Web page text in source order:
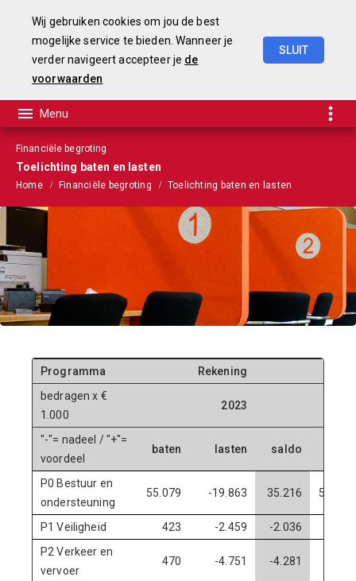
Wij gebruiken cookies om jou de best
mogelijke service te bieden. Wanneer je
verder navigeert accepteer je de
voorwaarden
SLUIT
Financiële begroting
Toelichting baten en lasten
Home Financiële begroting Toelichting baten en lasten
Programma
Rekening
bedragen x €
1.000
2023
"-"= nadeel / "+"=
voordeel
baten lasten saldo
P0 Bestuur en
ondersteuning
55.079 -19.863 35.216 57.725
P1 Veiligheid 423 -2.459 -2.036
P2 Verkeer en
vervoer
470 -4.751 -4.281